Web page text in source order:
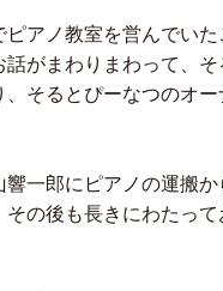
アノ教室を営んでい
話がまわりまわって、
、そるとぴーなつのオ
一郎にピアノの運搬
の後も長きにわたっ